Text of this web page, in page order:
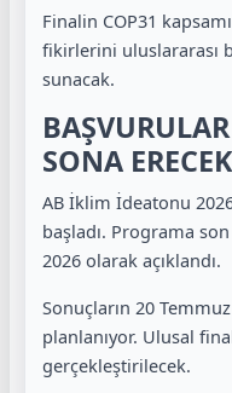
Finalin COP31
fikirlerini uluslararası
sunacak.
SONA ERECEK
AB İklim İdeatonu
başladı. Programa
2026 olarak açıklandı.
Sonuçların 20
planlanıyor. Ulusal
gerçekleştirilecek.